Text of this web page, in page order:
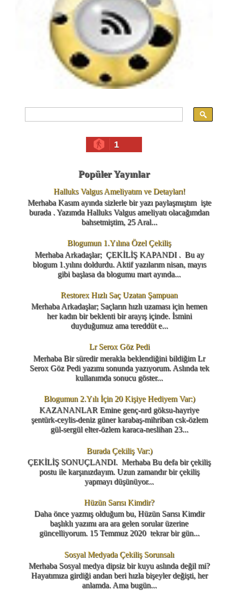
1
Popüler Yayınlar
Halluks Valgus Ameliyatım ve Detayları!
Merhaba Kasım ayında sizlerle bir yazı paylaşmıştım işte
burada . Yazımda Halluks Valgus ameliyatı olacağımdan
bahsetmiştim, 25 Aral...
Blogumun 1.Yılına Özel Çekiliş
Merhaba Arkadaşlar; ÇEKİLİŞ KAPANDI . Bu ay
blogum 1.yılını doldurdu. Aktif yazılarım nisan, mayıs
gibi başlasa da blogumu mart ayında...
Restorex Hızlı Saç Uzatan Şampuan
Merhaba Arkadaşlar; Saçların hızlı uzaması için hemen
her kadın bir beklenti bir arayış içinde. İsmini
duyduğumuz ama tereddüt e...
Lr Serox Göz Pedi
Merhaba Bir süredir merakla beklendiğini bildiğim Lr
Serox Göz Pedi yazımı sonunda yazıyorum. Aslında tek
kullanımda sonucu göster...
Blogumun 2.Yılı İçin 20 Kişiye Hediyem Var:)
KAZANANLAR Emine genç-nrd göksu-hayriye
şentürk-ceylis-deniz güner karabaş-mihriban csk-özlem
gül-sergül elter-özlem karaca-neslihan 23...
Burada Çekiliş Var:)
ÇEKİLİŞ SONUÇLANDI. Merhaba Bu defa bir çekiliş
postu ile karşınızdayım. Uzun zamandır bir çekiliş
yapmayı düşünüyor...
Hüzün Sarısı Kimdir?
Daha önce yazmış olduğum bu, Hüzün Sarısı Kimdir
başlıklı yazımı ara ara gelen sorular üzerine
güncelliyorum. 15 Temmuz 2020 tekrar bir gün...
Sosyal Medyada Çekiliş Sorunsalı
Merhaba Sosyal medya dipsiz bir kuyu aslında değil mi?
Hayatımıza girdiği andan beri hızla bişeyler değişti, her
anlamda. Ama bugün...